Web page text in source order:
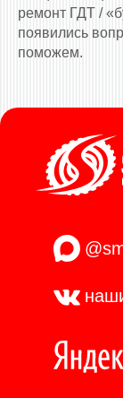
ремонт ГДТ /
появились
поможем.